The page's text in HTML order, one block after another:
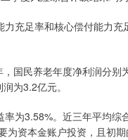
足率和核心偿付能力充
民养老年度净利润分别
为3.2亿元。
3.58%。近三年平均综
资本金账户投资，且初